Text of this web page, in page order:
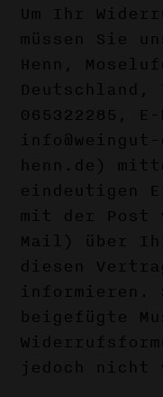
Um Ihr
müssen Sie
Henn,
Deutschland,
065322285,
henn.de)
eindeutigen
mit der Post
Mail) über
diesen
informieren.
beigefügte
jedoch nicht